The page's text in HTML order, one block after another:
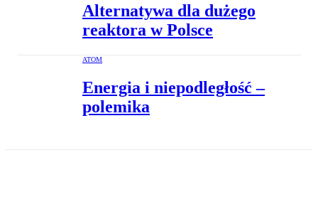
Alternatywa dla dużego
reaktora w Polsce
ATOM
Energia i niepodległość –
polemika